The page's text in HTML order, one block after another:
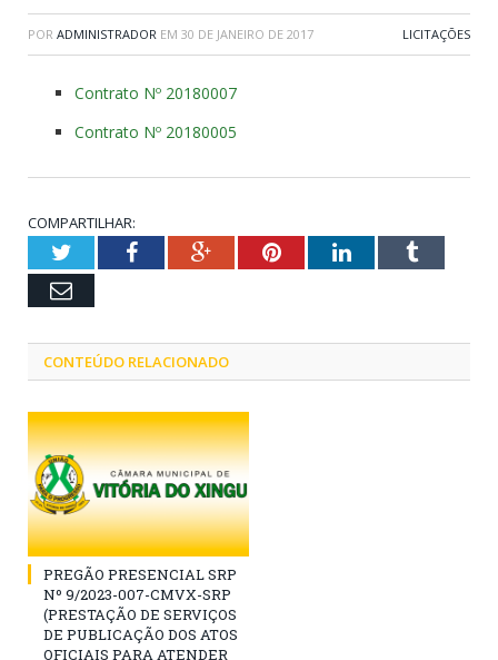
POR ADMINISTRADOR EM 30 DE JANEIRO DE 2017 LICITAÇÕES
Contrato Nº 20180007
Contrato Nº 20180005
COMPARTILHAR:
TwitterFacebookGoogle+PinterestLinkedInTumblr
Email
CONTEÚDO RELACIONADO
PREGÃO PRESENCIAL SRP
Nº 9/2023-007-CMVX-SRP
(PRESTAÇÃO DE SERVIÇOS
DE PUBLICAÇÃO DOS ATOS
OFICIAIS PARA ATENDER